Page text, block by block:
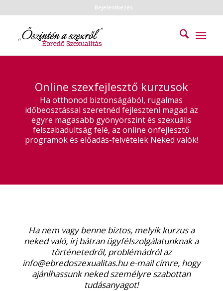
Bejelentkezés
Online szexfejlesztő kurzusok
Ha otthonod biztonságából, rugalmas
időbeosztással szeretnéd fejleszteni magad az
egyre magasabb gyönyörszint és szexuális
felszabadultság felé, az online önfejlesztő
programok és előadás-felvételek Neked valók!
Ha nem vagy benne biztos, melyik kurzus a
neked való, írj bátran ügyfélszolgálatunknak a
történetedről, problémádról az
info@ebredoszexualitas.hu e-mail címre, hogy
ajánlhassunk neked személyre szabottan
tudásanyagot!